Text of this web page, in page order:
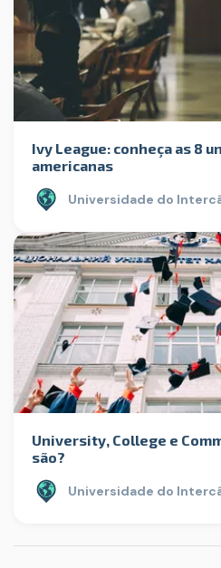
Ivy League: conheça as 8
americanas
Universidade do
University, College e
são?
Universidade do